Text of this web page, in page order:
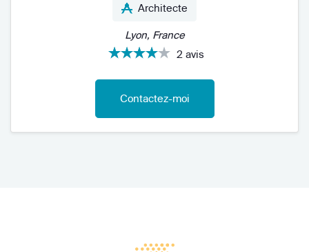
Architecte
Lyon, France
2 avis
Contactez-moi